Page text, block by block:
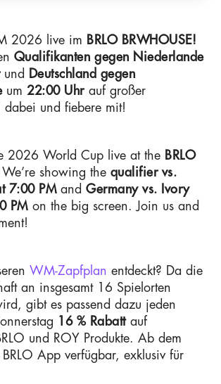
2026 live im BRLO BRWHOUSE!
Qualifikanten gegen Niederlande
und
Deutschland gegen
um 22:00 Uhrauf großer
dabei und fiebere mit!
2026 World Cup live at the BRLO
We’re showing the qualifier vs.
7:00 PMand Germany vs. Ivory
PMon the big screen. Join us and
WM-Zapfplan entdeckt? Da die
an insgesamt 16 Spielorten
gibt es passend dazu jeden
16 % Rabattauf
und ROY Produkte. Ab dem
App verfügbar, exklusiv für